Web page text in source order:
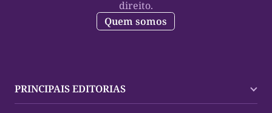
direito.
Quem somos
PRINCIPAIS EDITORIAS